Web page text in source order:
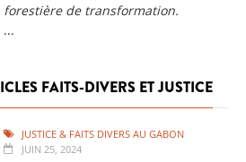
forestière de transformation.
...
FAITS-DIVERS ET JUSTICE
JUSTICE & FAITS DIVERS AU GABON
JUIN 25, 2024